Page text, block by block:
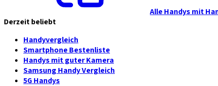
Alle Handys mit
Derzeit beliebt
Handyvergleich
Smartphone Bestenliste
Handys mit guter Kamera
Samsung Handy Vergleich
5G Handys